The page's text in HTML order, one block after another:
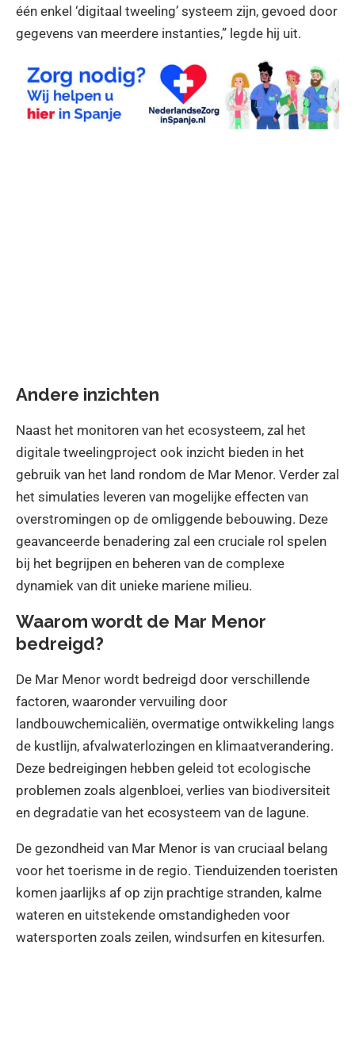
één enkel ‘digitaal tweeling’ systeem zijn, gevoed door
gegevens van meerdere instanties,” legde hij uit.
Andere inzichten
Naast het monitoren van het ecosysteem, zal het
digitale tweelingproject ook inzicht bieden in het
gebruik van het land rondom de Mar Menor. Verder zal
het simulaties leveren van mogelijke effecten van
overstromingen op de omliggende bebouwing. Deze
geavanceerde benadering zal een cruciale rol spelen
bij het begrijpen en beheren van de complexe
dynamiek van dit unieke mariene milieu.
Waarom wordt de Mar Menor
bedreigd?
De Mar Menor wordt bedreigd door verschillende
factoren, waaronder vervuiling door
landbouwchemicaliën, overmatige ontwikkeling langs
de kustlijn, afvalwaterlozingen en klimaatverandering.
Deze bedreigingen hebben geleid tot ecologische
problemen zoals algenbloei, verlies van biodiversiteit
en degradatie van het ecosysteem van de lagune.
De gezondheid van Mar Menor is van cruciaal belang
voor het toerisme in de regio. Tienduizenden toeristen
komen jaarlijks af op zijn prachtige stranden, kalme
wateren en uitstekende omstandigheden voor
watersporten zoals zeilen, windsurfen en kitesurfen.